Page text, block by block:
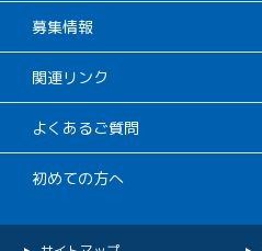
募集情報
関連リンク
よくあるご質問
初めての方へ